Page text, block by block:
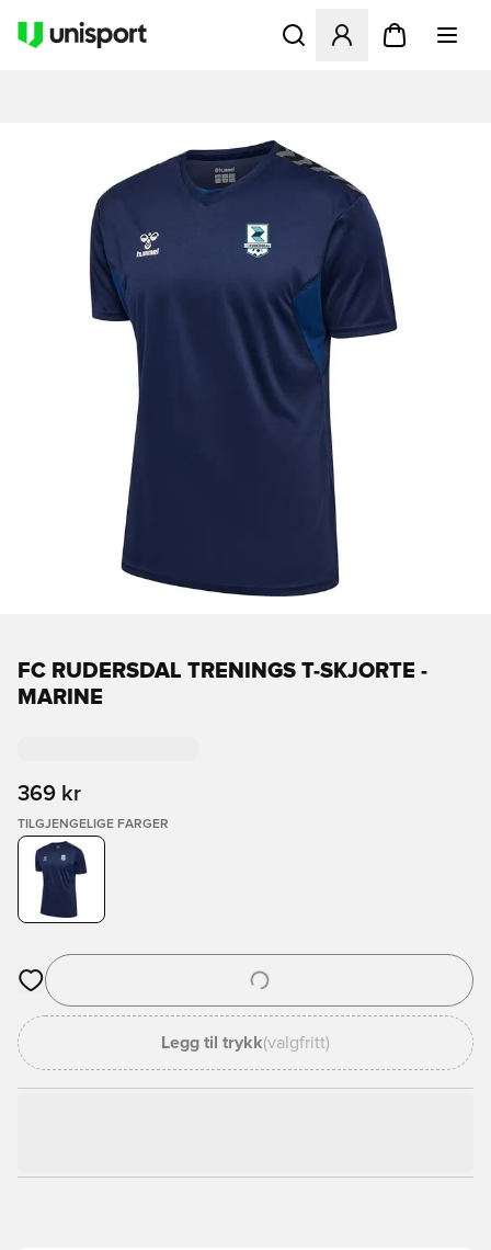
Åpner en Modal for å
FC RUDERSDAL TRENINGS T-SKJORTE -
MARINE
369 kr
TILGJENGELIGE FARGER
Åpner en Modal for å logge inn eller registrere deg som
Legg til trykk(valgfritt)